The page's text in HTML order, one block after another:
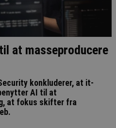
at masseproducere
konkluderer, at it-
AI til at
at fokus skifter fra